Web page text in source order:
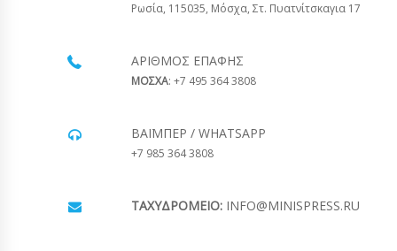
Ρωσία, 115035, Μόσχα, Στ. Πυατνίτσκαγια 17
ΑΡΙΘΜΌΣ ΕΠΑΦΉΣ
ΜΟΣΧΑ: +7 495 364 3808
ΒΆΙΜΠΕΡ / WHATSAPP
+7 985 364 3808
ΤΑΧΥΔΡΟΜΕΊΟ: INFO@MINISPRESS.RU